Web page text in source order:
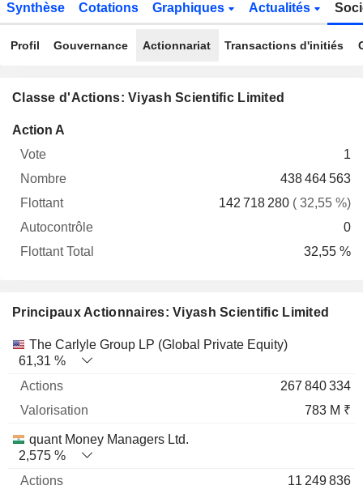
Synthèse Cotations Graphiques Actualités
Profil Gouvernance Actionnariat Transactions d'initiés
Classe d'Actions: Viyash Scientific Limited
Action A
1
438 464 563
142 718 280 ( 32,55 %)
0
32,55 %
Principaux Actionnaires: Viyash Scientific Limited
Nom Actions % Valorisation
The Carlyle Group LP (Global Private Equity)
61,31 %
267 840 334
783 M ₹
quant Money Managers Ltd.
2,575 %
11 249 836